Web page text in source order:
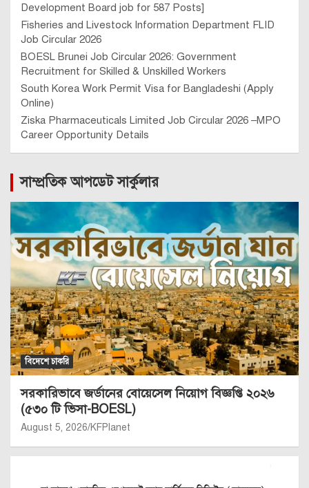
Development Board job for 587 Posts]
Fisheries and Livestock Information Department FLID
Job Circular 2026
BOESL Brunei Job Circular 2026: Government
Recruitment for Skilled & Unskilled Workers
South Korea Work Permit Visa for Bangladeshi (Apply
Online)
Ziska Pharmaceuticals Limited Job Circular 2026 –MPO
Career Opportunity Details
সাম্প্রতিক আপডেট সার্কুলার
বিদেশে চাকরি
সরকারিভাবে জর্ডানের বোয়েসেল নিয়োগ বিজ্ঞপ্তি ২০২৬
(৫৩০ টি ভিসা-BOESL)
August 5, 2026 KFPlanet